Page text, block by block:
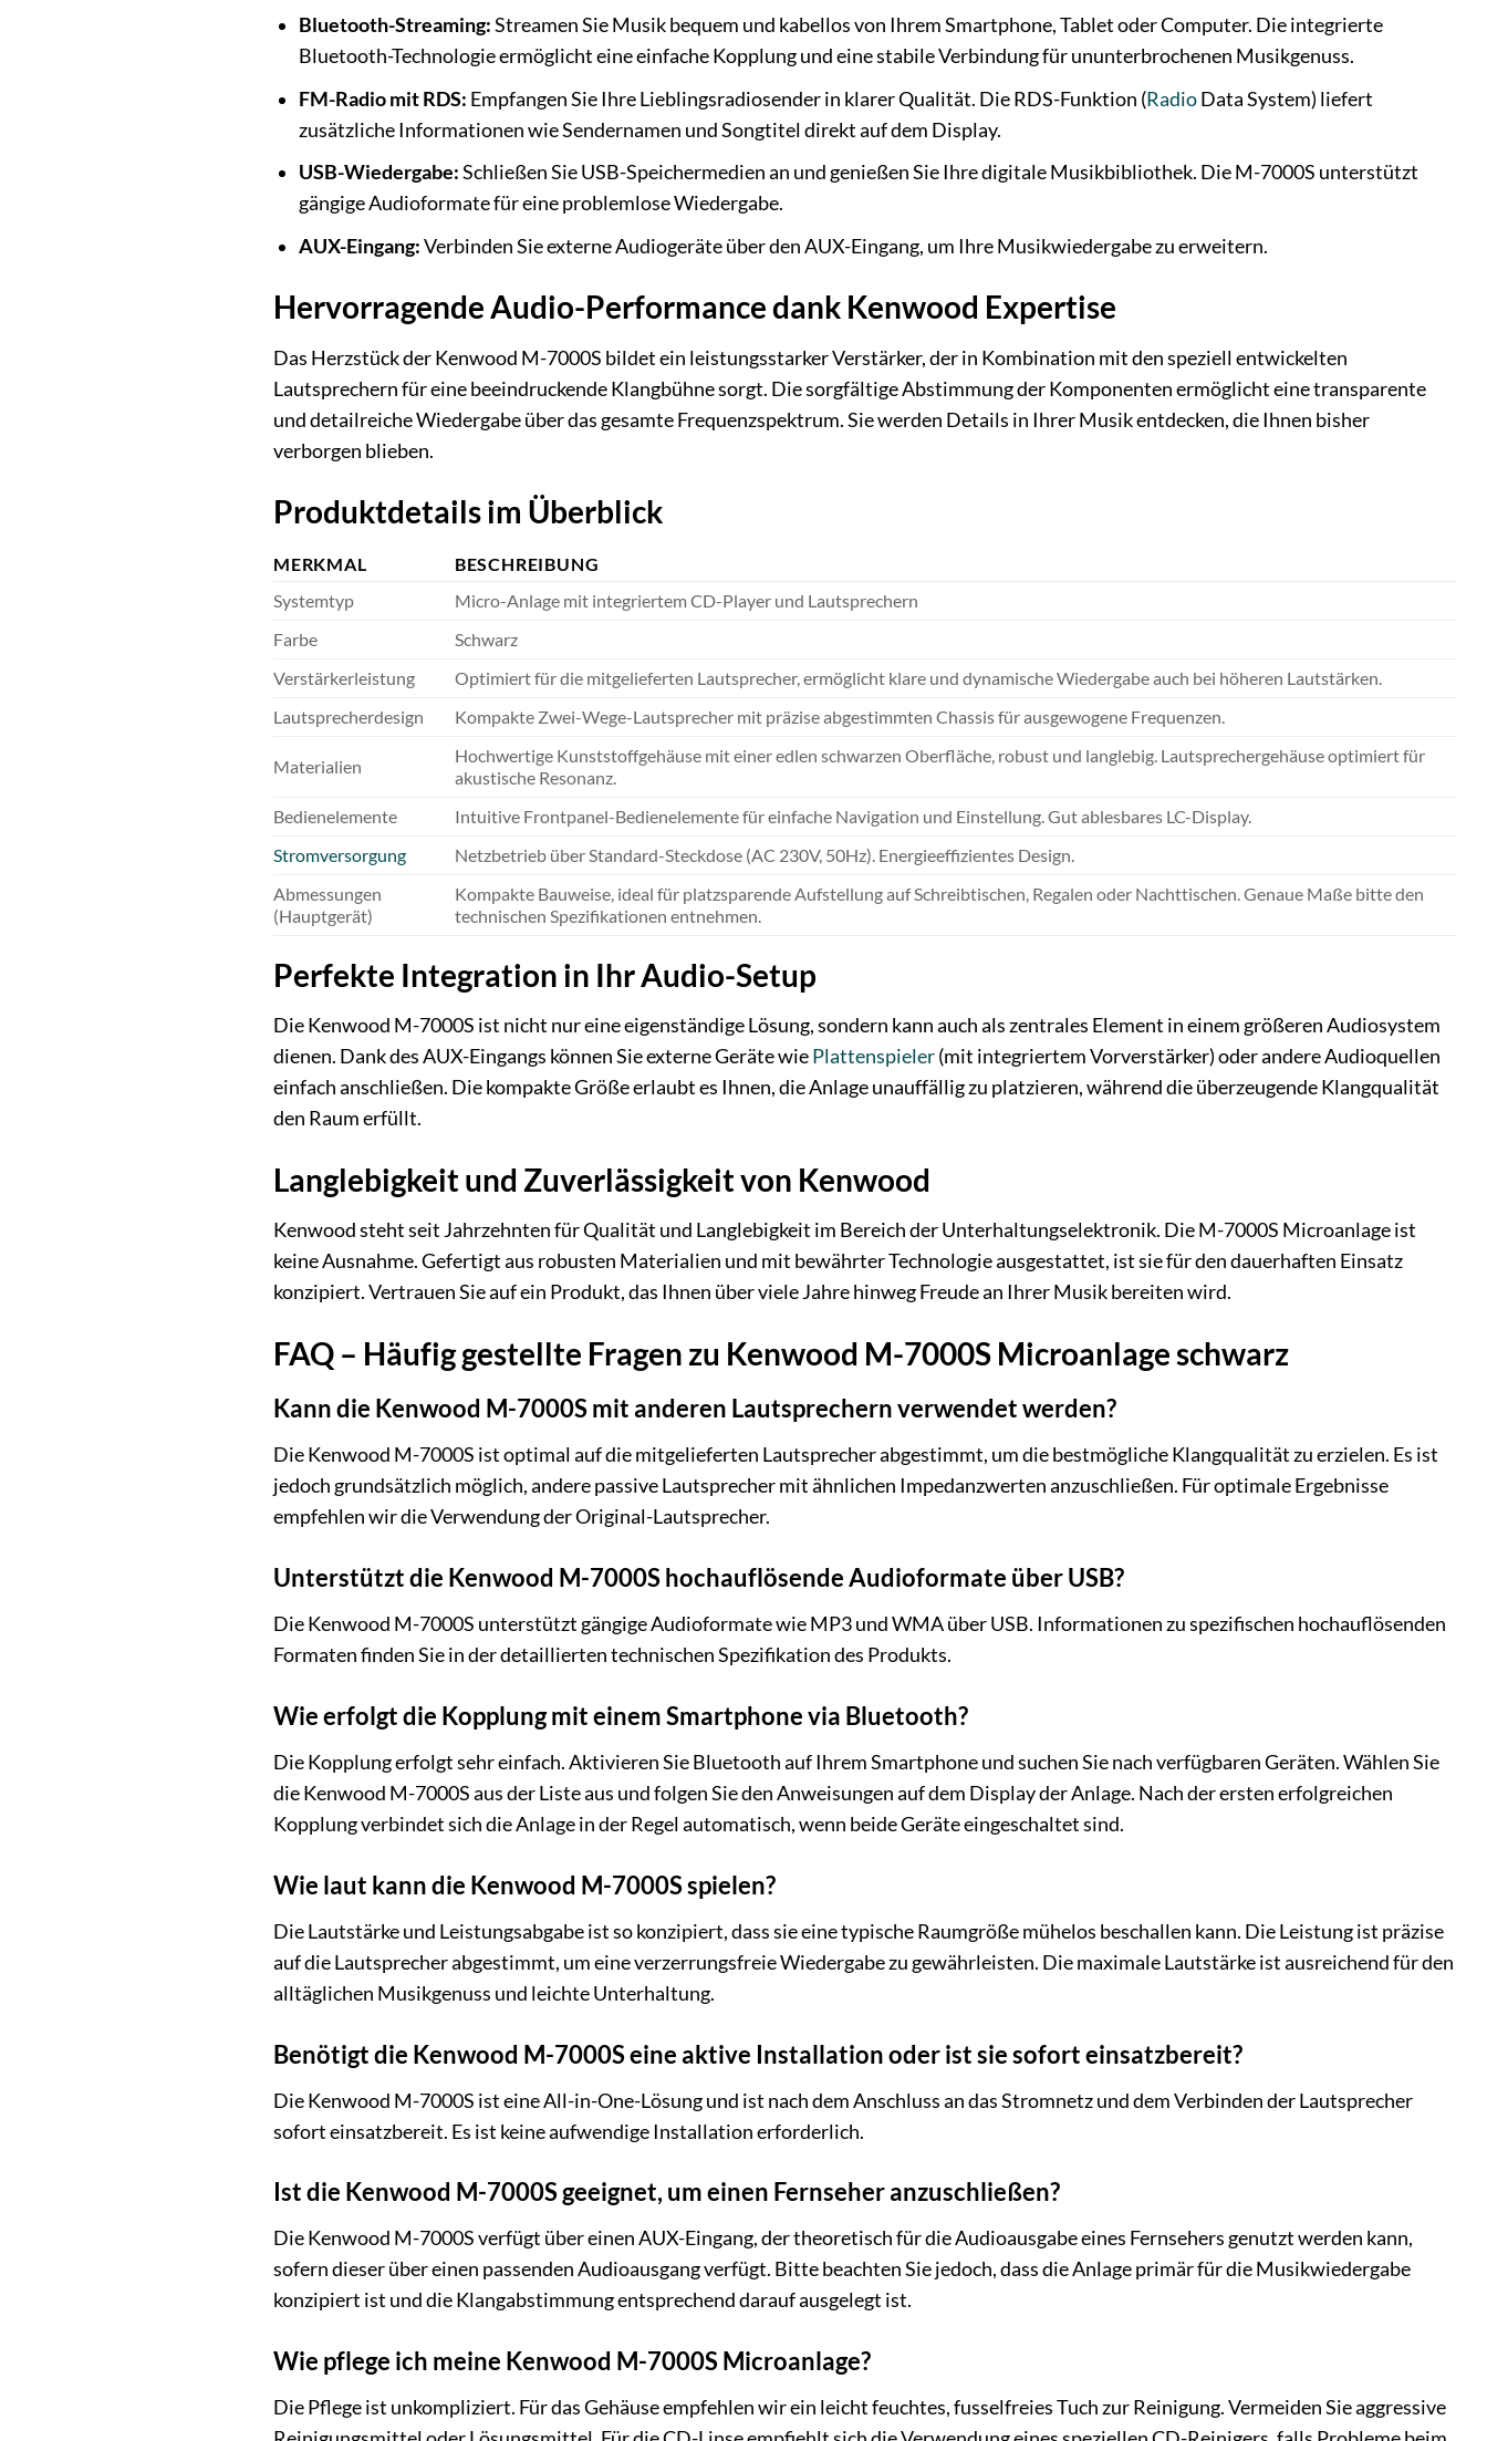
Bluetooth-Streaming:Streamen Sie Musik bequem und kabellos von Ihrem Smartphone, Tablet oder Computer. Die integrierte
Bluetooth-Technologie ermöglicht eine einfache Kopplung und eine stabile Verbindung für ununterbrochenen Musikgenuss.
FM-Radio mit RDS: Empfangen Sie Ihre Lieblingsradiosender in klarer Qualität. Die RDS-Funktion (RadioData System) liefert
zusätzliche Informationen wie Sendernamen und Songtitel direkt auf dem Display.
USB-Wiedergabe:Schließen Sie USB-Speichermedien an und genießen Sie Ihre digitale Musikbibliothek. Die M-7000S unterstützt
gängige Audioformate für eine problemlose Wiedergabe.
AUX-Eingang:Verbinden Sie externe Audiogeräte über den AUX-Eingang, um Ihre Musikwiedergabe zu erweitern.
Hervorragende Audio-Performance dank Kenwood Expertise
Das Herzstück der Kenwood M-7000S bildet ein leistungsstarker Verstärker, der in Kombination mit den speziell entwickelten
Lautsprechern für eine beeindruckende Klangbühne sorgt. Die sorgfältige Abstimmung der Komponenten ermöglicht eine transparente
und detailreiche Wiedergabe über das gesamte Frequenzspektrum. Sie werden Details in Ihrer Musik entdecken, die Ihnen bisher
verborgen blieben.
Produktdetails im Überblick
MERKMAL
BESCHREIBUNG
Systemtyp
Micro-Anlage mit integriertem CD-Player und Lautsprechern
Farbe
Schwarz
Verstärkerleistung
Optimiert für die mitgelieferten Lautsprecher, ermöglicht klare und dynamische Wiedergabe auch bei höheren Lautstärken.
Lautsprecherdesign
Kompakte Zwei-Wege-Lautsprecher mit präzise abgestimmten Chassis für ausgewogene Frequenzen.
Materialien
Hochwertige Kunststoffgehäuse mit einer edlen schwarzen Oberfläche, robust und langlebig. Lautsprechergehäuse optimiert für
akustische Resonanz.
Bedienelemente
Intuitive Frontpanel-Bedienelemente für einfache Navigation und Einstellung. Gut ablesbares LC-Display.
Stromversorgung
Netzbetrieb über Standard-Steckdose (AC 230V, 50Hz). Energieeffizientes Design.
Abmessungen
(Hauptgerät)
Kompakte Bauweise, ideal für platzsparende Aufstellung auf Schreibtischen, Regalen oder Nachttischen. Genaue Maße bitte den
technischen Spezifikationen entnehmen.
Perfekte Integration in Ihr Audio-Setup
Die Kenwood M-7000S ist nicht nur eine eigenständige Lösung, sondern kann auch als zentrales Element in einem größeren Audiosystem
dienen. Dank des AUX-Eingangs können Sie externe Geräte wiePlattenspieler(mit integriertem Vorverstärker) oder andere Audioquellen
einfach anschließen. Die kompakte Größe erlaubt es Ihnen, die Anlage unauffällig zu platzieren, während die überzeugende Klangqualität
den Raum erfüllt.
Langlebigkeit und Zuverlässigkeit von Kenwood
Kenwood steht seit Jahrzehnten für Qualität und Langlebigkeit im Bereich der Unterhaltungselektronik. Die M-7000S Microanlage ist
keine Ausnahme. Gefertigt aus robusten Materialien und mit bewährter Technologie ausgestattet, ist sie für den dauerhaften Einsatz
konzipiert. Vertrauen Sie auf ein Produkt, das Ihnen über viele Jahre hinweg Freude an Ihrer Musik bereiten wird.
FAQ – Häufig gestellte Fragen zu Kenwood M-7000S Microanlage schwarz
Kann die Kenwood M-7000S mit anderen Lautsprechern verwendet werden?
Die Kenwood M-7000S ist optimal auf die mitgelieferten Lautsprecher abgestimmt, um die bestmögliche Klangqualität zu erzielen. Es ist
jedoch grundsätzlich möglich, andere passive Lautsprecher mit ähnlichen Impedanzwerten anzuschließen. Für optimale Ergebnisse
empfehlen wir die Verwendung der Original-Lautsprecher.
Unterstützt die Kenwood M-7000S hochauflösende Audioformate über USB?
Die Kenwood M-7000S unterstützt gängige Audioformate wie MP3 und WMA über USB. Informationen zu spezifischen hochauflösenden
Formaten finden Sie in der detaillierten technischen Spezifikation des Produkts.
Wie erfolgt die Kopplung mit einem Smartphone via Bluetooth?
Die Kopplung erfolgt sehr einfach. Aktivieren Sie Bluetooth auf Ihrem Smartphone und suchen Sie nach verfügbaren Geräten. Wählen Sie
die Kenwood M-7000S aus der Liste aus und folgen Sie den Anweisungen auf dem Display der Anlage. Nach der ersten erfolgreichen
Kopplung verbindet sich die Anlage in der Regel automatisch, wenn beide Geräte eingeschaltet sind.
Wie laut kann die Kenwood M-7000S spielen?
Die Lautstärke und Leistungsabgabe ist so konzipiert, dass sie eine typische Raumgröße mühelos beschallen kann. Die Leistung ist präzise
auf die Lautsprecher abgestimmt, um eine verzerrungsfreie Wiedergabe zu gewährleisten. Die maximale Lautstärke ist ausreichend für den
alltäglichen Musikgenuss und leichte Unterhaltung.
Benötigt die Kenwood M-7000S eine aktive Installation oder ist sie sofort einsatzbereit?
Die Kenwood M-7000S ist eine All-in-One-Lösung und ist nach dem Anschluss an das Stromnetz und dem Verbinden der Lautsprecher
sofort einsatzbereit. Es ist keine aufwendige Installation erforderlich.
Ist die Kenwood M-7000S geeignet, um einen Fernseher anzuschließen?
Die Kenwood M-7000S verfügt über einen AUX-Eingang, der theoretisch für die Audioausgabe eines Fernsehers genutzt werden kann,
sofern dieser über einen passenden Audioausgang verfügt. Bitte beachten Sie jedoch, dass die Anlage primär für die Musikwiedergabe
konzipiert ist und die Klangabstimmung entsprechend darauf ausgelegt ist.
Wie pflege ich meine Kenwood M-7000S Microanlage?
Die Pflege ist unkompliziert. Für das Gehäuse empfehlen wir ein leicht feuchtes, fusselfreies Tuch zur Reinigung. Vermeiden Sie aggressive